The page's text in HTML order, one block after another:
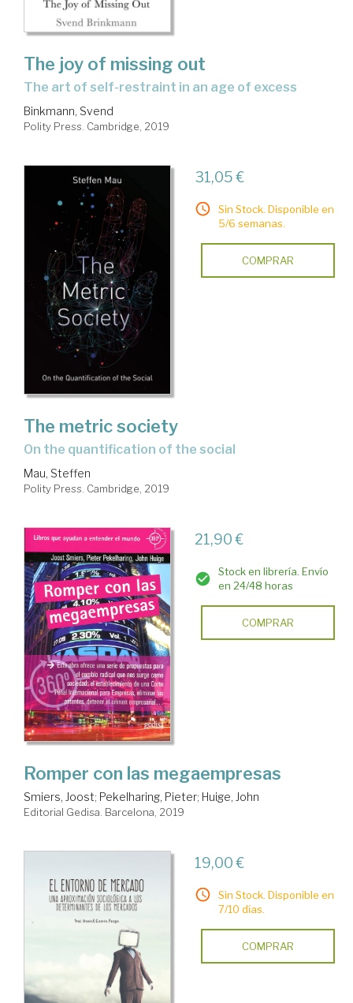
The joy of missing out
the art of self-restraint in an age of excess
Binkmann, Svend
Polity Press. Cambridge, 2019
31,05 €
Sin Stock. Disponible en
5/6 semanas.
COMPRAR
The metric society
on the quantification of the social
Mau, Steffen
Polity Press. Cambridge, 2019
21,90 €
Stock en librería. Envío
en 24/48 horas
COMPRAR
Romper con las megaempresas
Smiers, Joost; Pekelharing, Pieter; Huige, John
Editorial Gedisa. Barcelona, 2019
19,00 €
Sin Stock. Disponible en
7/10 días.
COMPRAR